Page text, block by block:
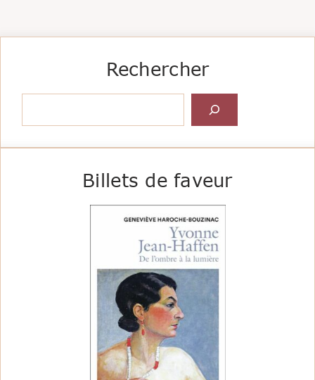
Rechercher
Billets de faveur